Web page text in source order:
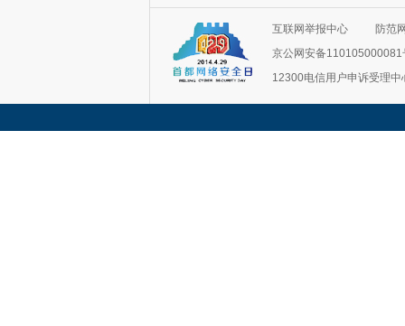
互联网举报中心
防范
京公网安备110105000081
12300电信用户申诉受理中